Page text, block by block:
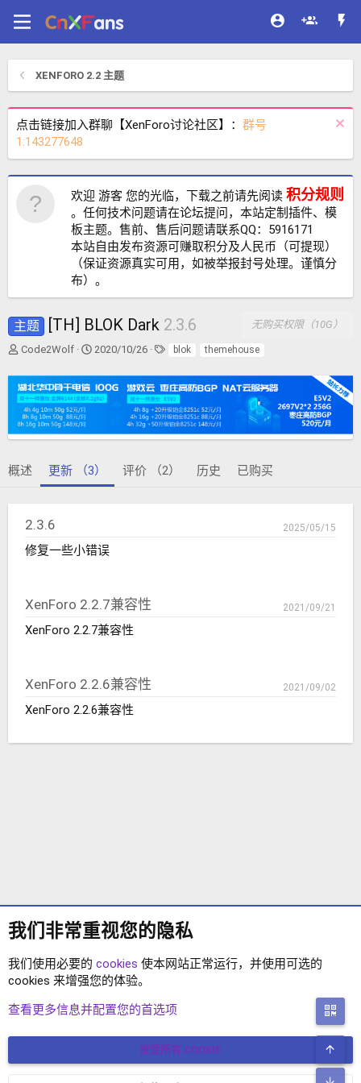
XENFORO 2.2 主题
点击链接加入群聊【XenForo讨论社区】： 群号
1:143277648
欢迎 游客 您的光临，下载之前请先阅读 积分规则
。任何技术问题请在论坛提问，本站定制插件、模
板主题。售前、售后问题请联系QQ：5916171
本站自由发布资源可赚取积分及人民币（可提现）
（保证资源真实可用，如被举报封号处理。谨慎分
布）。
主题 [TH] BLOK Dark 2.3.6
无购买权限（10G）
作
Code2Wolf
创
日
期
2020/10/26
标blok themehouse
概述 更新 （3） 评价 （2） 历史 已购买
2.3.6 2025/05/15
修复一些小错误
XenForo 2.2.7兼容性 2021/09/21
XenForo 2.2.7兼容性
XenForo 2.2.6兼容性 2021/09/02
XenForo 2.2.6兼容性
XENFORO 2.2 主题
简体中文 联系我们
我们非常重视您的隐私
我们使用必要的 cookies 使本网站正常运行，并使用可选的
cookies 来增强您的体验。
查看更多信息并配置您的首选项
接受所有 COOKIE